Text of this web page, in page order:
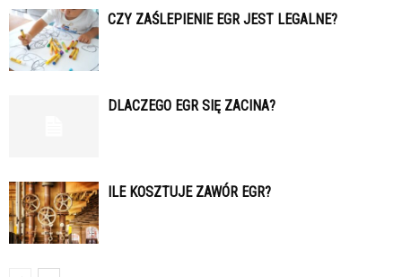
CZY ZAŚLEPIENIE EGR JEST LEGALNE?
DLACZEGO EGR SIĘ ZACINA?
ILE KOSZTUJE ZAWÓR EGR?